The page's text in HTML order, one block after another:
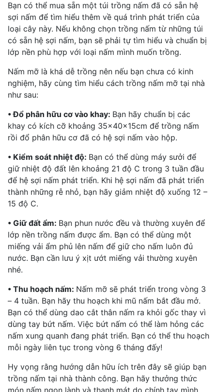
Bạn có thể mua sẵn một túi trồng nấm đã có sẵn hệ
sợi nấm để tìm hiểu thêm về quá trình phát triển của
loại cây này. Nếu không chọn trồng nấm từ những túi
có sẵn hệ sợi nấm, bạn sẽ phải tự tìm hiểu và chuẩn bị
lớp nền phù hợp với loại nấm mình muốn trồng.
Nấm mỡ là khá dễ trồng nên nếu bạn chưa có kinh
nghiệm, hãy cùng tìm hiểu cách trồng nấm mỡ tại nhà
như sau:
• Đổ phân hữu cơ vào khay: Bạn hãy chuẩn bị các
khay có kích cỡ khoảng 35x40x15cm để trồng nấm
rồi đổ phân hữu cơ đã có hệ sợi nấm vào hộp.
• Kiểm soát nhiệt độ: Bạn có thể dùng máy sưởi để
giữ nhiệt độ đất lên khoảng 21 độ C trong 3 tuần đầu
để hệ sợi nấm phát triển. Khi hệ sợi nấm đã phát triển
thành những rễ nhỏ, bạn hãy giảm nhiệt độ xuống 12 –
15 độ C.
• Giữ đất ẩm: Bạn phun nước đều và thường xuyên để
lớp nền trồng nấm được ẩm. Bạn có thể dùng một
miếng vải ẩm phủ lên nấm để giữ cho nấm luôn đủ
nước. Bạn cần lưu ý xịt ướt miếng vải thường xuyên
nhé.
• Thu hoạch nấm: Nấm mỡ sẽ phát triển trong vòng 3
– 4 tuần. Bạn hãy thu hoạch khi mũ nấm bắt đầu mở.
Bạn có thể dùng dao cắt thân nấm ra khỏi gốc thay vì
dùng tay bứt nấm. Việc bứt nấm có thể làm hỏng các
nấm xung quanh đang phát triển. Bạn có thể thu hoạch
mỗi ngày liên tục trong vòng 6 tháng đấy!
Hy vọng rằng hướng dẫn hữu ích trên đây sẽ giúp bạn
trồng nấm tại nhà thành công. Bạn hãy thưởng thức